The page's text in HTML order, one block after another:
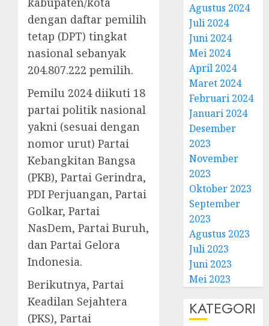
dengan daftar pemilih
tetap (DPT) tingkat
nasional sebanyak
204.807.222 pemilih.
Pemilu 2024 diikuti 18
partai politik nasional
yakni (sesuai dengan
nomor urut) Partai
Kebangkitan Bangsa
(PKB), Partai Gerindra,
PDI Perjuangan, Partai
Golkar, Partai
NasDem, Partai Buruh,
dan Partai Gelora
Indonesia.
Berikutnya, Partai
Keadilan Sejahtera
(PKS), Partai
Agustus 2024
Juli 2024
Juni 2024
Mei 2024
April 2024
Maret 2024
Februari 2024
Januari 2024
Desember
2023
November
2023
Oktober 2023
September
2023
Agustus 2023
Juli 2023
Juni 2023
Mei 2023
KATEGORI